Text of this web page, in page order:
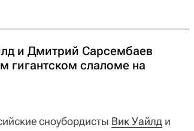
и Дмитрий Сарсембаев
гигантском слаломе на
сноубордисты Вик Уайлд и